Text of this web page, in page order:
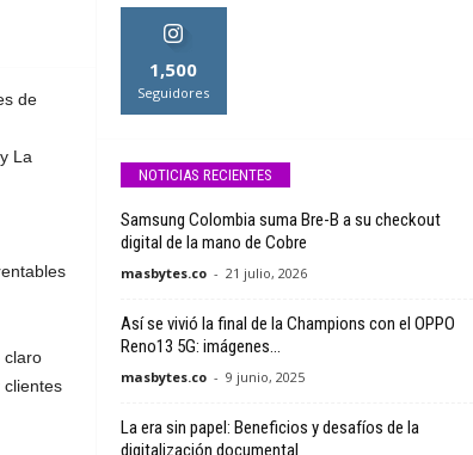
de
La
claro
1,500
Seguidores
NOTICIAS RECIENTES
Samsung Colombia suma Bre-B a su checkout
digital de la mano de Cobre
masbytes.co - 21 julio, 2026
Así se vivió la final de la Champions con el OPPO
Reno13 5G: imágenes...
masbytes.co - 9 junio, 2025
La era sin papel: Beneficios y desafíos de la